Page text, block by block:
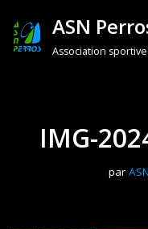
Aller
ASN
Association
IMG-
par